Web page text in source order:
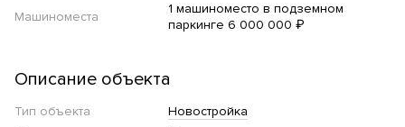
Машиноместа
1 машиноместо в подземном
паркинге 6 000 000 ₽
Описание объекта
Тип объекта
Новостройка